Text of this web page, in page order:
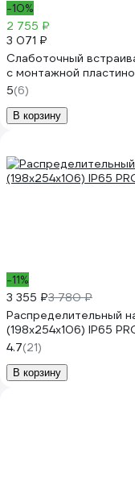
-10%
2 755 ₽
3 071 ₽
Слаботочный
с монтажной
5(6)
В корзину
-11%
3 355 ₽3 780 ₽
Распределительный
(198х254х106) IP65
4.7(21)
В корзину